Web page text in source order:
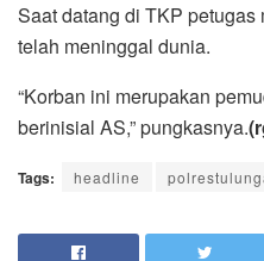
Saat datang di TKP
telah meninggal dunia.
“Korban ini merupakan
berinisial AS,” pungkasnya.
Tags: headline